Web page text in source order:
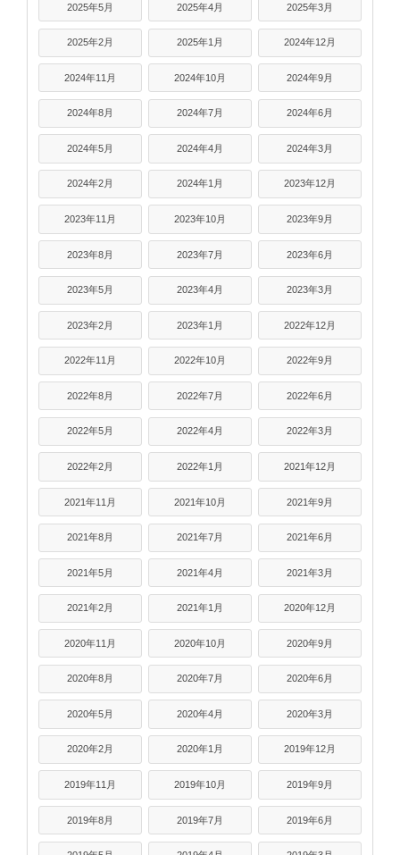
2025年5月 2025年4月 2025年3月
2025年2月 2025年1月 2024年12月
2024年11月 2024年10月 2024年9月
2024年8月 2024年7月 2024年6月
2024年5月 2024年4月 2024年3月
2024年2月 2024年1月 2023年12月
2023年11月 2023年10月 2023年9月
2023年8月 2023年7月 2023年6月
2023年5月 2023年4月 2023年3月
2023年2月 2023年1月 2022年12月
2022年11月 2022年10月 2022年9月
2022年8月 2022年7月 2022年6月
2022年5月 2022年4月 2022年3月
2022年2月 2022年1月 2021年12月
2021年11月 2021年10月 2021年9月
2021年8月 2021年7月 2021年6月
2021年5月 2021年4月 2021年3月
2021年2月 2021年1月 2020年12月
2020年11月 2020年10月 2020年9月
2020年8月 2020年7月 2020年6月
2020年5月 2020年4月 2020年3月
2020年2月 2020年1月 2019年12月
2019年11月 2019年10月 2019年9月
2019年8月 2019年7月 2019年6月